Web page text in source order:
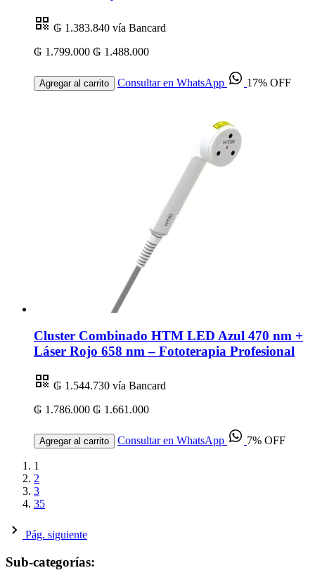
₲ 1.383.840 vía Bancard
₲ 1.799.000 ₲ 1.488.000
Agregar al carrito Consultar en WhatsApp 17% OFF
Cluster Combinado HTM LED Azul 470 nm +
Láser Rojo 658 nm – Fototerapia Profesional
₲ 1.544.730 vía Bancard
₲ 1.786.000 ₲ 1.661.000
Agregar al carrito Consultar en WhatsApp 7% OFF
1
2
3
35
Pág. siguiente
Sub-categorías: